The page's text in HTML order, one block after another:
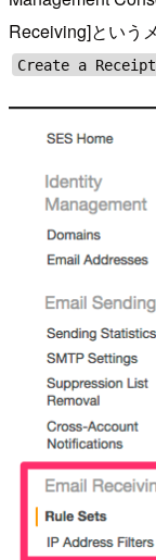
Receiving]という
Create a